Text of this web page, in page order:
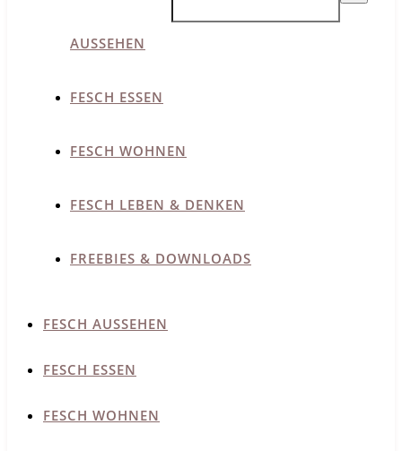
AUSSEHEN
FESCH ESSEN
FESCH WOHNEN
FESCH LEBEN & DENKEN
FREEBIES & DOWNLOADS
FESCH AUSSEHEN
FESCH ESSEN
FESCH WOHNEN